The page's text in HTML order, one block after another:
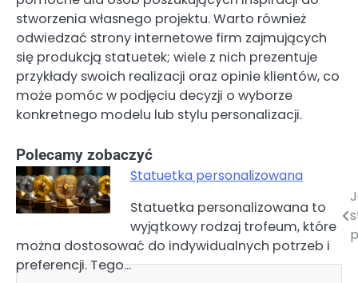
stworzenia własnego projektu. Warto również
odwiedzać strony internetowe firm zajmujących
się produkcją statuetek; wiele z nich prezentuje
przykłady swoich realizacji oraz opinie klientów, co
może pomóc w podjęciu decyzji o wyborze
konkretnego modelu lub stylu personalizacji.
Polecamy zobaczyć
Statuetka personalizowana
Statuetka personalizowana to
wyjątkowy rodzaj trofeum, które
można dostosować do indywidualnych potrzeb i
preferencji. Tego…
Nawigacja